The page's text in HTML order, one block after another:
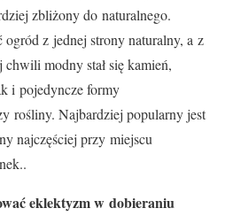
zbliżony do naturalnego.
z jednej strony naturalny, a z
modny stał się kamień,
i pojedyncze formy
rośliny. Najbardziej popularny jest
najczęściej przy miejscu
eklektyzm w dobieraniu